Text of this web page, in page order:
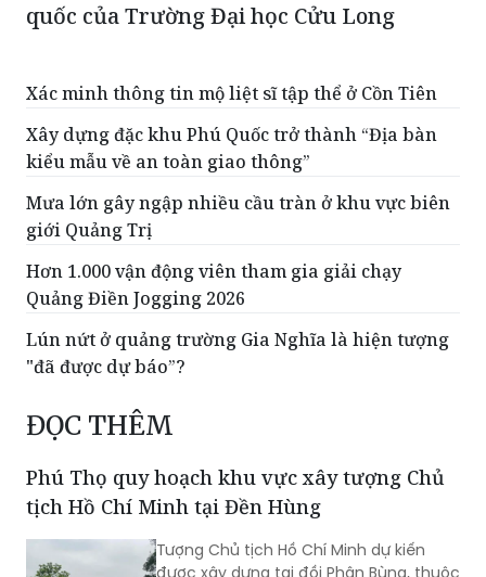
quốc của Trường Đại học Cửu Long
Xác minh thông tin mộ liệt sĩ tập thể ở Cồn Tiên
Xây dựng đặc khu Phú Quốc trở thành “Địa bàn
kiểu mẫu về an toàn giao thông”
Mưa lớn gây ngập nhiều cầu tràn ở khu vực biên
giới Quảng Trị
Hơn 1.000 vận động viên tham gia giải chạy
Quảng Điền Jogging 2026
Lún nứt ở quảng trường Gia Nghĩa là hiện tượng
"đã được dự báo”?
ĐỌC THÊM
Phú Thọ quy hoạch khu vực xây tượng Chủ
tịch Hồ Chí Minh tại Đền Hùng
Tượng Chủ tịch Hồ Chí Minh dự kiến